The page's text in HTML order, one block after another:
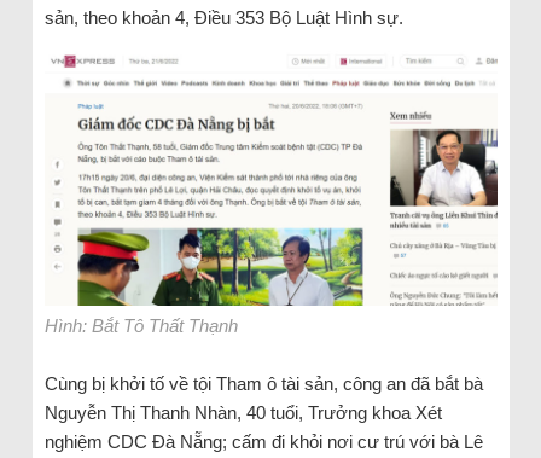
sản, theo khoản 4, Điều 353 Bộ Luật Hình sự.
Hình: Bắt Tô Thất Thạnh
Cùng bị khởi tố về tội Tham ô tài sản, công an đã bắt bà
Nguyễn Thị Thanh Nhàn, 40 tuổi, Trưởng khoa Xét
nghiệm CDC Đà Nẵng; cấm đi khỏi nơi cư trú với bà Lê